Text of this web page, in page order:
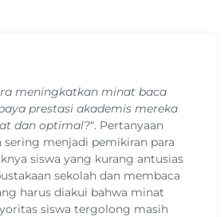
meningkatkan minat baca
prestasi akademis mereka
dan optimal?“. Pertanyaan
menjadi pemikiran para
siswa yang kurang antusias
sekolah dan membaca
harus diakui bahwa minat
siswa tergolong masih